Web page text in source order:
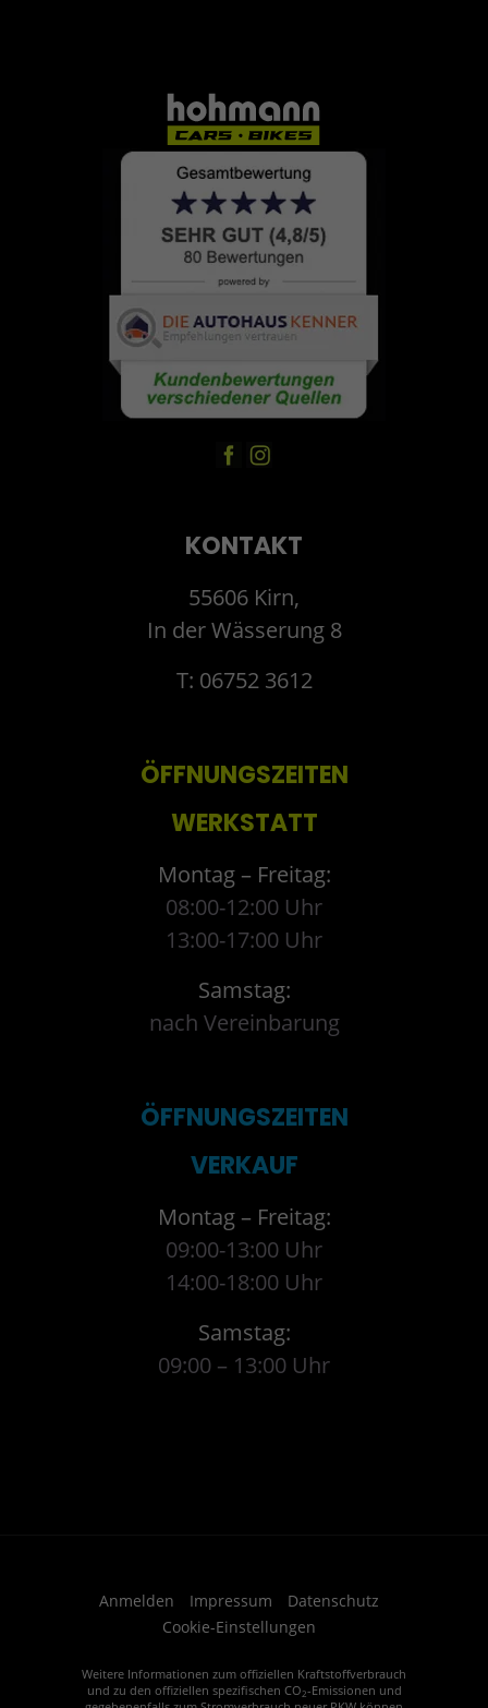
KONTAKT
55606 Kirn,
In der Wässerung 8
T: 06752 3612
ÖFFNUNGSZEITEN
WERKSTATT
Montag – Freitag:
08:00-12:00 Uhr
13:00-17:00 Uhr
Samstag:
nach Vereinbarung
ÖFFNUNGSZEITEN
VERKAUF
Montag – Freitag:
09:00-13:00 Uhr
14:00-18:00 Uhr
Samstag:
09:00 – 13:00 Uhr
Anmelden Impressum
Datenschutz
Cookie-Einstellungen
Weitere Informationen zum offiziellen Kraftstoffverbrauch
und zu den offiziellen spezifischen CO2-Emissionen und